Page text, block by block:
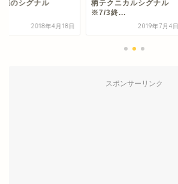
値のシグナル
2018年4月18日
柄テクニカルシグナル
※7/3終...
2019年7月4日
スポンサーリンク